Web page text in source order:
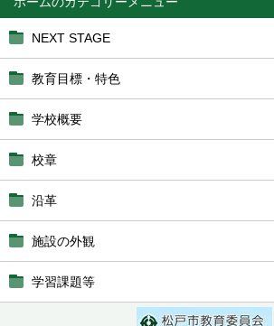
NEXT STAGE
教育目標・特色
学校概要
校章
沿革
施設の外観
学習課題等